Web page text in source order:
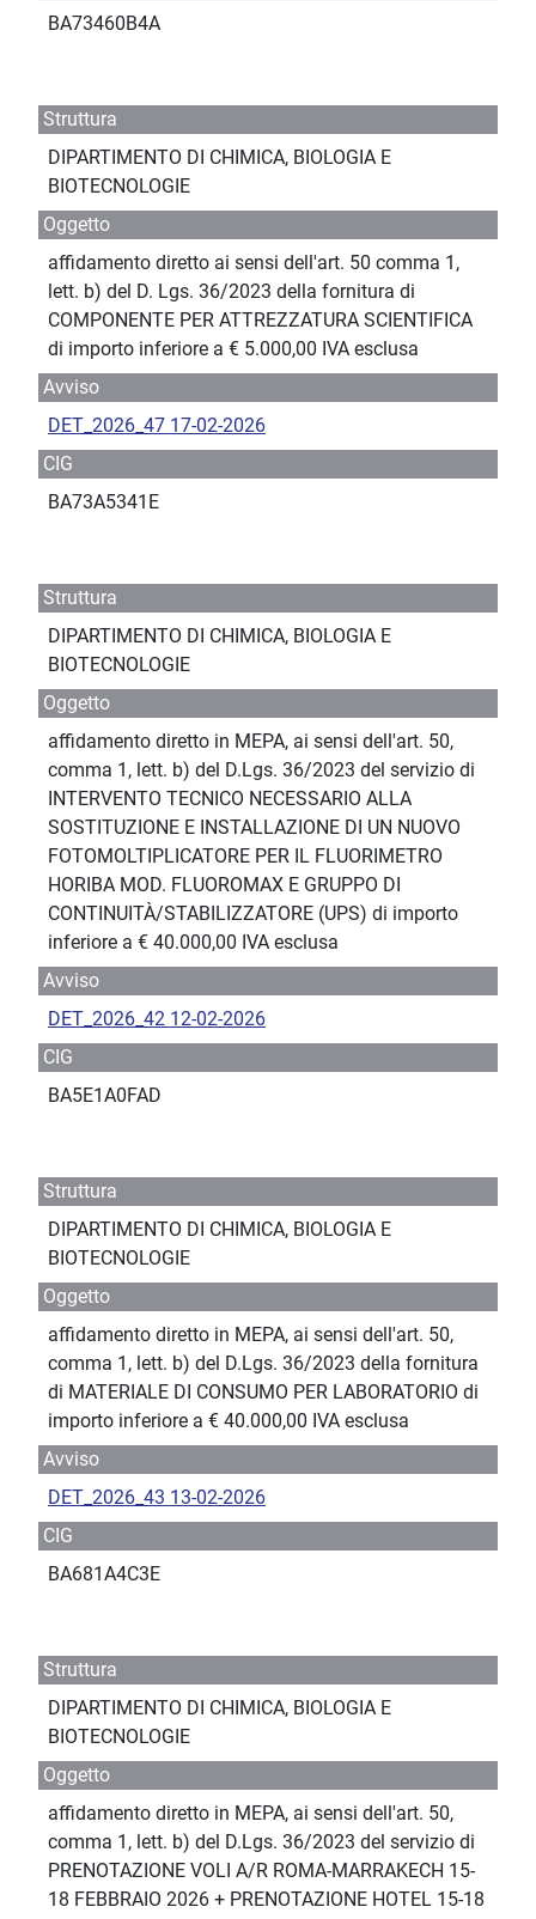
BA73460B4A
Struttura
DIPARTIMENTO DI CHIMICA, BIOLOGIA E
BIOTECNOLOGIE
Oggetto
affidamento diretto ai sensi dell'art. 50 comma 1,
lett. b) del D. Lgs. 36/2023 della fornitura di
COMPONENTE PER ATTREZZATURA SCIENTIFICA
di importo inferiore a € 5.000,00 IVA esclusa
Avviso
DET_2026_47 17-02-2026
CIG
BA73A5341E
Struttura
DIPARTIMENTO DI CHIMICA, BIOLOGIA E
BIOTECNOLOGIE
Oggetto
affidamento diretto in MEPA, ai sensi dell'art. 50,
comma 1, lett. b) del D.Lgs. 36/2023 del servizio di
INTERVENTO TECNICO NECESSARIO ALLA
SOSTITUZIONE E INSTALLAZIONE DI UN NUOVO
FOTOMOLTIPLICATORE PER IL FLUORIMETRO
HORIBA MOD. FLUOROMAX E GRUPPO DI
CONTINUITÀ/STABILIZZATORE (UPS) di importo
inferiore a € 40.000,00 IVA esclusa
Avviso
DET_2026_42 12-02-2026
CIG
BA5E1A0FAD
Struttura
DIPARTIMENTO DI CHIMICA, BIOLOGIA E
BIOTECNOLOGIE
Oggetto
affidamento diretto in MEPA, ai sensi dell'art. 50,
comma 1, lett. b) del D.Lgs. 36/2023 della fornitura
di MATERIALE DI CONSUMO PER LABORATORIO di
importo inferiore a € 40.000,00 IVA esclusa
Avviso
DET_2026_43 13-02-2026
CIG
BA681A4C3E
Struttura
DIPARTIMENTO DI CHIMICA, BIOLOGIA E
BIOTECNOLOGIE
Oggetto
affidamento diretto in MEPA, ai sensi dell'art. 50,
comma 1, lett. b) del D.Lgs. 36/2023 del servizio di
PRENOTAZIONE VOLI A/R ROMA-MARRAKECH 15-
18 FEBBRAIO 2026 + PRENOTAZIONE HOTEL 15-18